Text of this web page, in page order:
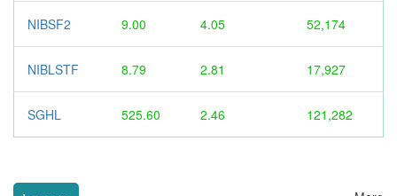
NIBSF2 9.00 4.05 52,174
NIBLSTF 8.79 2.81 17,927
SGHL 525.60 2.46 121,282